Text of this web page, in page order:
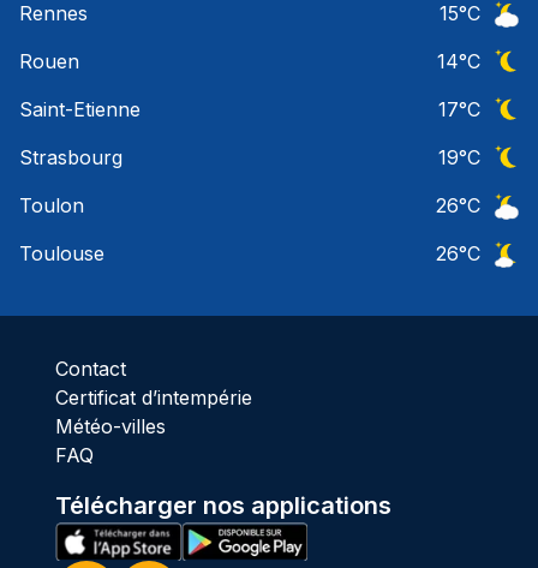
Rennes
15°C
Rouen
14°C
Saint-Etienne
17°C
Strasbourg
19°C
Toulon
26°C
Toulouse
26°C
Contact
Certificat d’intempérie
Météo-villes
FAQ
Télécharger nos applications